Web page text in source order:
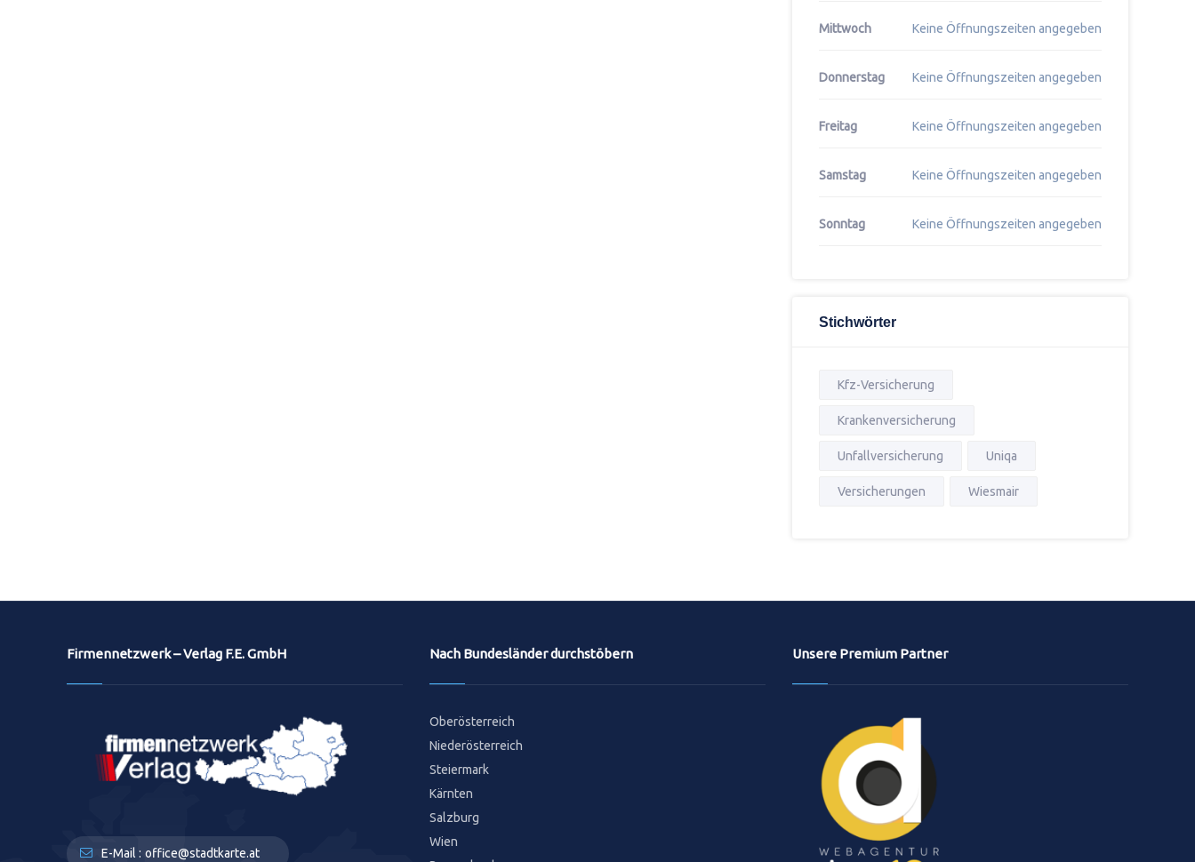
Mittwoch Keine Öffnungszeiten angegeben
Donnerstag Keine Öffnungszeiten angegeben
Freitag Keine Öffnungszeiten angegeben
Samstag Keine Öffnungszeiten angegeben
Sonntag Keine Öffnungszeiten angegeben
Stichwörter
Kfz-Versicherung
Krankenversicherung
Unfallversicherung Uniqa
Versicherungen Wiesmair
Firmennetzwerk – Verlag F.E. GmbH
E-Mail : office@stadtkarte.at
Nach Bundesländer durchstöbern
Oberösterreich
Niederösterreich
Steiermark
Kärnten
Salzburg
Wien
Unsere Premium Partner